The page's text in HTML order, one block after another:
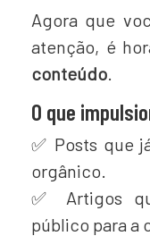
Agora que
atenção, é
conteúdo.
O que
✅ Posts que
orgânico.
✅ Artigos
público para a